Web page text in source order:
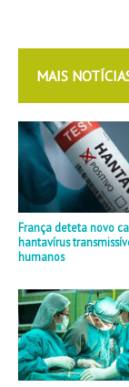
MAIS
França deteta novo
hantavírus
humanos